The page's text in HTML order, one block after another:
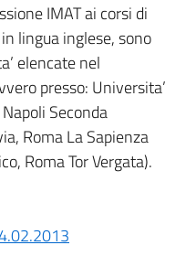
IMAT ai corsi di
lingua inglese, sono
elencate nel
presso: Universita’
Seconda
Roma La Sapienza
Roma Tor Vergata).